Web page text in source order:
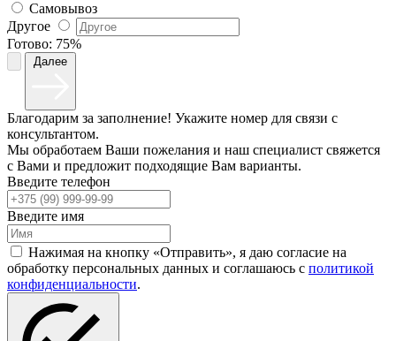
Самовывоз
Другое
Готово: 75%
Благодарим за заполнение! Укажите номер для связи с
консультантом.
Мы обработаем Ваши пожелания и наш специалист свяжется
с Вами и предложит подходящие Вам варианты.
Введите телефон
Введите имя
Нажимая на кнопку «Отправить», я даю согласие на
обработку персональных данных и соглашаюсь c политикой
конфиденциальности.